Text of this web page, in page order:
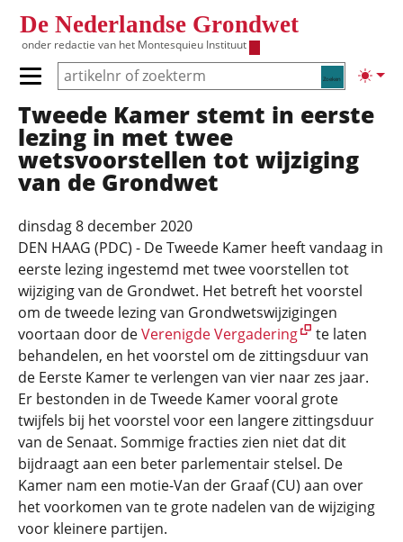
De Nederlandse Grondwet
onder redactie van het Montesquieu Instituut
Zoeken
Primair menu tonen/verbergen
Hoofdnavigatie
Tweede Kamer stemt in eerste
lezing in met twee
wetsvoorstellen tot wijziging
van de Grondwet
dinsdag 8 december 2020
DEN HAAG (PDC) - De Tweede Kamer heeft vandaag in
eerste lezing ingestemd met twee voorstellen tot
wijziging van de Grondwet. Het betreft het voorstel
om de tweede lezing van Grondwetswijzigingen
voortaan door deVerenigde Vergadering
te laten
behandelen, en het voorstel om de zittingsduur van
de Eerste Kamer te verlengen van vier naar zes jaar.
Er bestonden in de Tweede Kamer vooral grote
twijfels bij het voorstel voor een langere zittingsduur
van de Senaat. Sommige fracties zien niet dat dit
bijdraagt aan een beter parlementair stelsel. De
Kamer nam een motie-Van der Graaf (CU) aan over
het voorkomen van te grote nadelen van de wijziging
voor kleinere partijen.